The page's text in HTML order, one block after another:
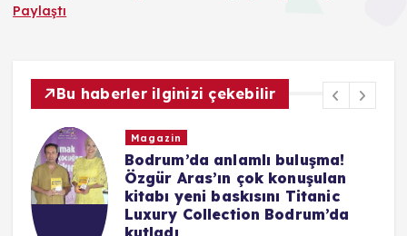
Paylaştı
Bu haberler ilginizi çekebilir
3
Ekonomi
Deniz Kızı Kadın Yelken Kupası
18 Ekim’de
Ağustos 6, 2026 7 views